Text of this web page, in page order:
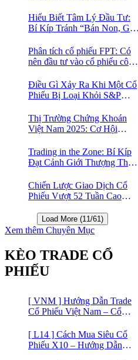
Hiểu Biết Tâm Lý Đầu Tư:
Bí Kíp Tránh “Bán Non, Giữ
Thị Trường Chứng Khoán
Phân tích cổ phiếu FPT: Có
nên đầu tư vào cổ phiếu công
Điều Gì Xảy Ra Khi Một Cổ
Phiếu Bị Loại Khỏi S&P
Thị Trường Chứng Khoán
Việt Nam 2025: Cơ Hội
Index 🤑
Trading in the Zone: Bí Kíp
Đạt Cảnh Giới Thượng Thừa
Chiến Lược Giao Dịch Cổ
Phiếu Vượt 52 Tuần Cao
Screener
Load More (11/61)
Xem thêm Chuyên Mục
KÈO TRADE CỔ
PHIẾU
[ VNM ] Hướng Dẫn Trade
Cổ Phiếu Việt Nam – Cổ
[ L14 ] Cách Mua Siêu Cổ
Phiếu X10 – Hướng Dẫn